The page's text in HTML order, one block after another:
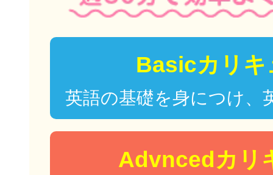
Basicカリキ
英語の基礎を身につけ、
Advncedカリ